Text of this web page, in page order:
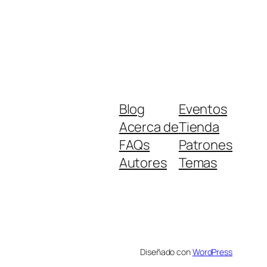
Blog
Acerca de
FAQs
Autores
Eventos
Tienda
Patrones
Temas
Diseñado conWordPress